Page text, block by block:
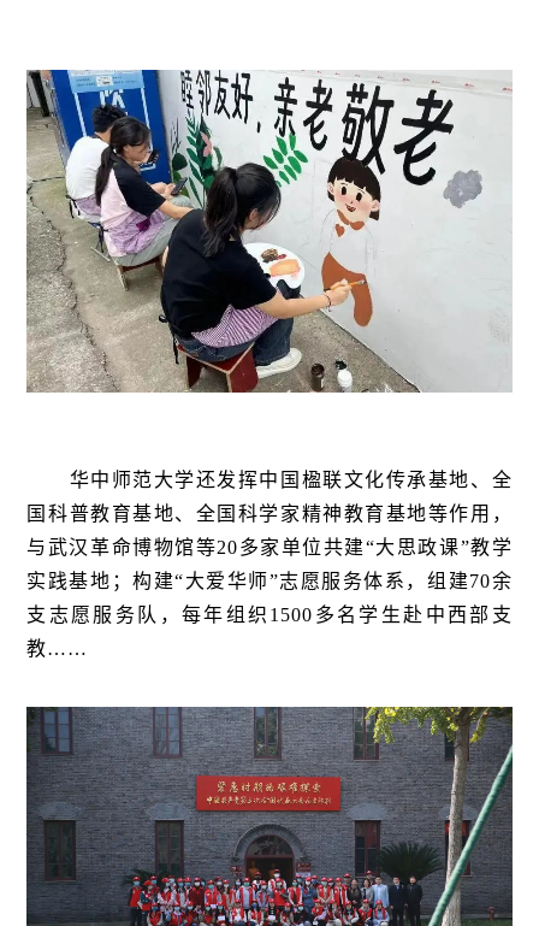
华中师范大学还发挥中国楹联文化传承基地、全
国科普教育基地、全国科学家精神教育基地等作用，
与武汉革命博物馆等20多家单位共建“大思政课”教学
实践基地；构建“大爱华师”志愿服务体系，组建70余
支志愿服务队，每年组织1500多名学生赴中西部支
教……